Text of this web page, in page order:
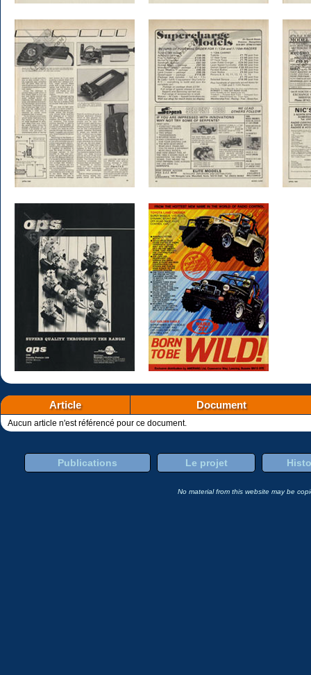
Article Document
Aucun article n'est référencé pour ce document.
Publications Le projet
No material from this website may be